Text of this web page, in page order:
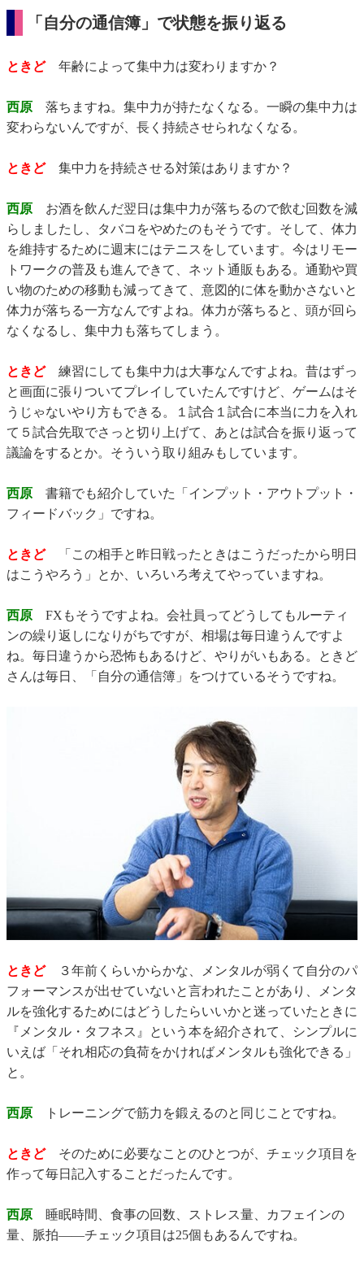
「自分の通信簿」で状態を振り返る
ときど年齢によって集中力は変わりますか？
西原 落ちますね。集中力が持たなくなる。一瞬の集中力は
変わらないんですが、長く持続させられなくなる。
ときど集中力を持続させる対策はありますか？
西原 お酒を飲んだ翌日は集中力が落ちるので飲む回数を減
らしましたし、タバコをやめたのもそうです。そして、体力
を維持するために週末にはテニスをしています。今はリモー
トワークの普及も進んできて、ネット通販もある。通勤や買
い物のための移動も減ってきて、意図的に体を動かさないと
体力が落ちる一方なんですよね。体力が落ちると、頭が回ら
なくなるし、集中力も落ちてしまう。
ときど練習にしても集中力は大事なんですよね。昔はずっ
と画面に張りついてプレイしていたんですけど、ゲームはそ
うじゃないやり方もできる。１試合１試合に本当に力を入れ
て５試合先取でさっと切り上げて、あとは試合を振り返って
議論をするとか。そういう取り組みもしています。
西原 書籍でも紹介していた「インプット・アウトプット・
フィードバック」ですね。
ときど「この相手と昨日戦ったときはこうだったから明日
はこうやろう」とか、いろいろ考えてやっていますね。
西原 FXもそうですよね。会社員ってどうしてもルーティ
ンの繰り返しになりがちですが、相場は毎日違うんですよ
ね。毎日違うから恐怖もあるけど、やりがいもある。ときど
さんは毎日、「自分の通信簿」をつけているそうですね。
ときど３年前くらいからかな、メンタルが弱くて自分のパ
フォーマンスが出せていないと言われたことがあり、メンタ
ルを強化するためにはどうしたらいいかと迷っていたときに
『メンタル・タフネス』という本を紹介されて、シンプルに
いえば「それ相応の負荷をかければメンタルも強化できる」
と。
西原 トレーニングで筋力を鍛えるのと同じことですね。
ときどそのために必要なことのひとつが、チェック項目を
作って毎日記入することだったんです。
西原 睡眠時間、食事の回数、ストレス量、カフェインの
量、脈拍――チェック項目は25個もあるんですね。